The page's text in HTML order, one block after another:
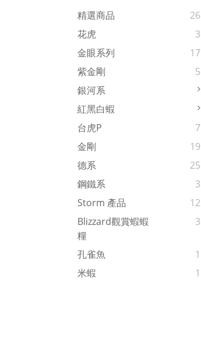
精選商品
26
花虎
3
金眼系列
17
紫金剛
5
銀河系
紅黑白蝦
台虎P
7
金剛
19
德系
25
鋼鐵系
3
Storm 產品
12
Blizzard觀賞蝦蝦
糧
3
孔雀魚
1
米蝦
1